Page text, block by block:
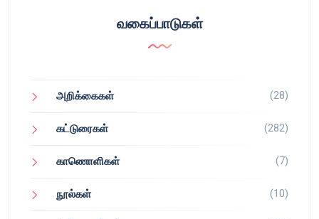
வகைப்பாடுகள்
அறிக்கைகள் (28)
கட்டுரைகள் (282)
காணொளிகள் (7)
நூல்கள் (10)